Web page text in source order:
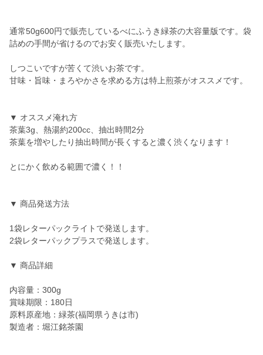
通常50g600円で販売しているべにふうき緑茶の大容量版です。袋
詰めの手間が省けるのでお安く販売いたします。
しつこいですが苦くて渋いお茶です。
甘味・旨味・まろやかさを求める方は特上煎茶がオススメです。
▼ オススメ淹れ方
茶葉3g、熱湯約200cc、抽出時間2分
茶葉を増やしたり抽出時間が長くすると濃く渋くなります！
とにかく飲める範囲で濃く！！
▼ 商品発送方法
1袋レターパックライトで発送します。
2袋レターパックプラスで発送します。
▼ 商品詳細
内容量：300g
賞味期限：180日
原料原産地：緑茶(福岡県うきは市)
製造者：堀江銘茶園